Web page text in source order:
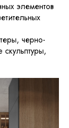
элементов
черно-